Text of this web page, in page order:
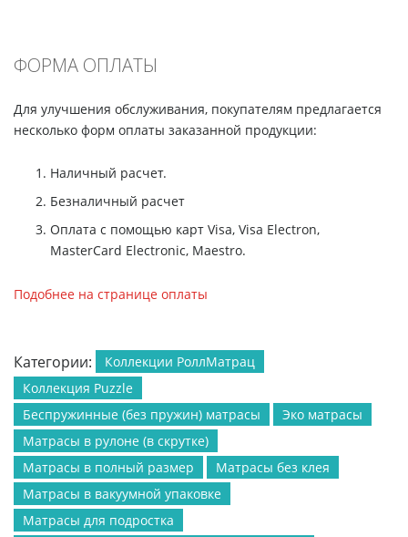
ФОРМА ОПЛАТЫ
Для улучшения обслуживания, покупателям предлагается
несколько форм оплаты заказанной продукции:
Наличный расчет.
Безналичный расчет
Оплата с помощью карт Visa, Visa Electron,
MasterCard Electronic, Maestro.
Подобнее на странице оплаты
Категории:
Коллекции РоллМатрац
Коллекция Puzzle
Беспружинные (без пружин) матрасы
Эко матрасы
Матрасы в рулоне (в скрутке)
Матрасы в полный размер
Матрасы без клея
Матрасы в вакуумной упаковке
Матрасы для подростка